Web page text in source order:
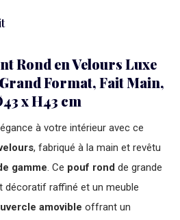
Rond en Velours Luxe
Format, Fait Main,
x H43 cm
à votre intérieur avec ce
, fabriqué à la main et revêtu
gamme. Ce pouf rond de grande
décoratif raffiné et un meuble
amovible offrant un